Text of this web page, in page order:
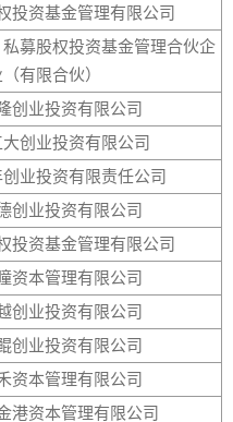
投资基金管理有限公司
募股权投资基金管理合伙企
有限合伙）
创业投资有限公司
创业投资有限公司
业投资有限责任公司
创业投资有限公司
投资基金管理有限公司
资本管理有限公司
创业投资有限公司
创业投资有限公司
资本管理有限公司
港资本管理有限公司